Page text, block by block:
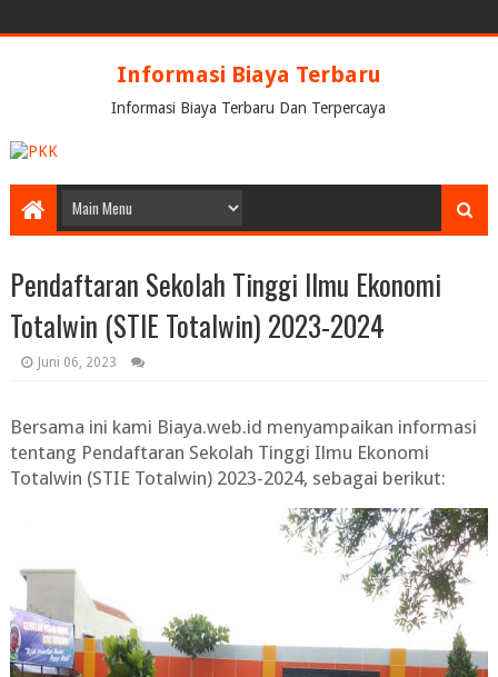
Informasi Biaya Terbaru
Informasi Biaya Terbaru Dan Terpercaya
Pendaftaran Sekolah Tinggi Ilmu Ekonomi
Totalwin (STIE Totalwin) 2023-2024
Juni 06, 2023
Bersama ini kami Biaya.web.id menyampaikan informasi
tentang Pendaftaran Sekolah Tinggi Ilmu Ekonomi
Totalwin (STIE Totalwin) 2023-2024, sebagai berikut: